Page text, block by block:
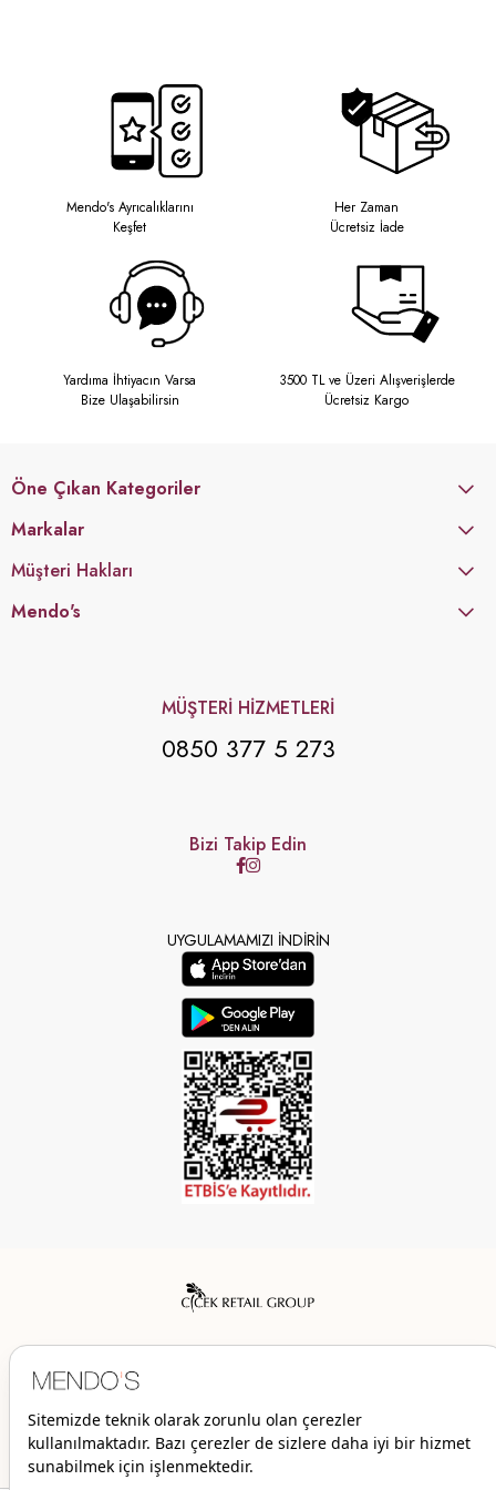
Mendo's Ayrıcalıklarını
Keşfet
Her Zaman
Ücretsiz İade
Yardıma İhtiyacın Varsa
Bize Ulaşabilirsin
3500 TL ve Üzeri Alışverişlerde
Ücretsiz Kargo
Öne Çıkan Kategoriler
Markalar
Müşteri Hakları
Mendo's
MÜŞTERİ HİZMETLERİ
0850 377 5 273
Bizi Takip Edin
UYGULAMAMIZI İNDİRİN
© 2026 Mendo’s | Her hakkı saklıdır.